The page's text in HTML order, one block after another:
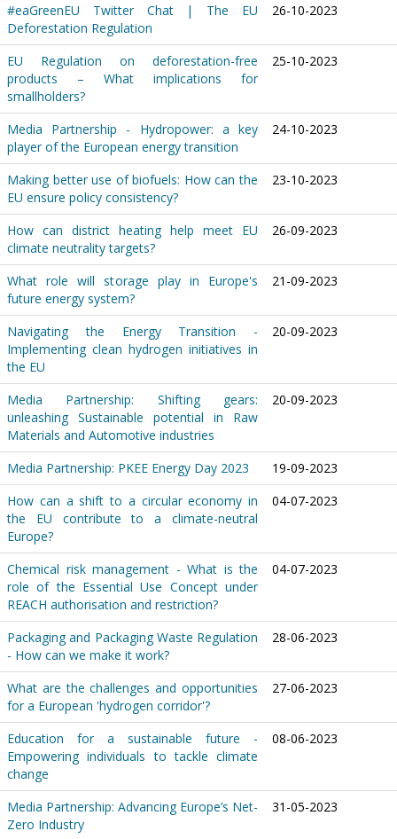
#eaGreenEU Twitter Chat | The EU
Deforestation Regulation
26-10-2023
EU Regulation on deforestation-free
products – What implications for
smallholders?
25-10-2023
Media Partnership - Hydropower: a key
player of the European energy transition
24-10-2023
Making better use of biofuels: How can the
EU ensure policy consistency?
23-10-2023
How can district heating help meet EU
climate neutrality targets?
26-09-2023
What role will storage play in Europe's
future energy system?
21-09-2023
Navigating the Energy Transition -
Implementing clean hydrogen initiatives in
the EU
20-09-2023
Media Partnership: Shifting gears:
unleashing Sustainable potential in Raw
Materials and Automotive industries
20-09-2023
Media Partnership: PKEE Energy Day 2023
19-09-2023
How can a shift to a circular economy in
the EU contribute to a climate-neutral
Europe?
04-07-2023
Chemical risk management - What is the
role of the Essential Use Concept under
REACH authorisation and restriction?
04-07-2023
Packaging and Packaging Waste Regulation
- How can we make it work?
28-06-2023
What are the challenges and opportunities
for a European 'hydrogen corridor'?
27-06-2023
Education for a sustainable future -
Empowering individuals to tackle climate
change
08-06-2023
Media Partnership: Advancing Europe’s Net-
Zero Industry
31-05-2023